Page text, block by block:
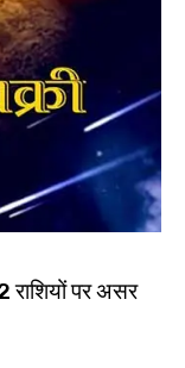
राशियों पर असर